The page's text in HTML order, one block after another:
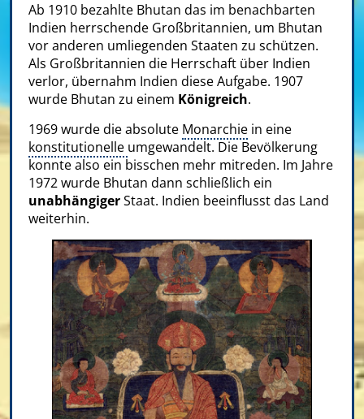
Ab 1910 bezahlte Bhutan das im benachbarten
Indien herrschende Großbritannien, um Bhutan
vor anderen umliegenden Staaten zu schützen.
Als Großbritannien die Herrschaft über Indien
verlor, übernahm Indien diese Aufgabe. 1907
wurde Bhutan zu einem Königreich.
1969 wurde die absolute Monarchie in eine
konstitutionelle umgewandelt. Die Bevölkerung
konnte also ein bisschen mehr mitreden. Im Jahre
1972 wurde Bhutan dann schließlich ein
unabhängigerStaat. Indien beeinflusst das Land
weiterhin.